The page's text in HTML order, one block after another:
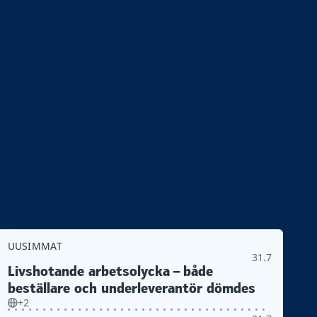
UUSIMMAT
31.7
Livshotande arbetsolycka – både
beställare och underleverantör dömdes
+2